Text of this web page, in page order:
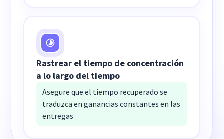
Rastrear el tiempo de concentración
a lo largo del tiempo
Asegure que el tiempo recuperado se
traduzca en ganancias constantes en las
entregas